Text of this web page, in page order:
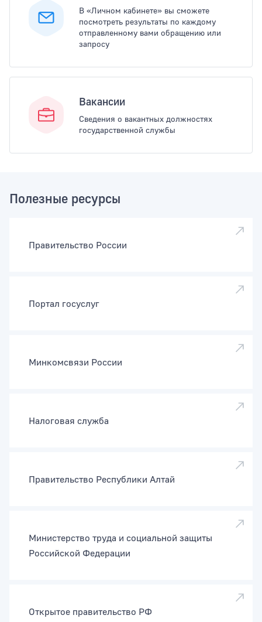
В «Личном кабинете» вы сможете
посмотреть результаты по каждому
отправленному вами обращению или
запросу
Вакансии
Сведения о вакантных должностях
государственной службы
Полезные ресурсы
Правительство России
Портал госуслуг
Минкомсвязи России
Налоговая служба
Правительство Республики Алтай
Министерство труда и социальной защиты
Российской Федерации
Открытое правительство РФ